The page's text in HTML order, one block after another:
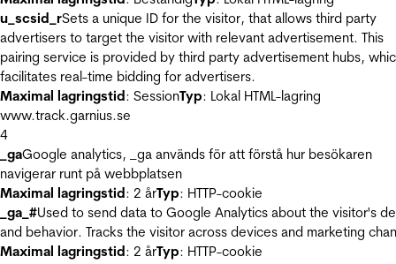
u_scsid_rSets a unique ID for the visitor, that allows third party
advertisers to target the visitor with relevant advertisement. This
pairing service is provided by third party advertisement hubs,
facilitates real-time bidding for advertisers.
Maximal lagringstid: SessionTyp: Lokal HTML-lagring
www.track.garnius.se
4
_gaGoogle analytics, _ga används för att förstå hur besökaren
navigerar runt på webbplatsen
Maximal lagringstid: 2 årTyp: HTTP-cookie
_ga_#Used to send data to Google Analytics about the visitor's
and behavior. Tracks the visitor across devices and marketing
Maximal lagringstid: 2 årTyp: HTTP-cookie